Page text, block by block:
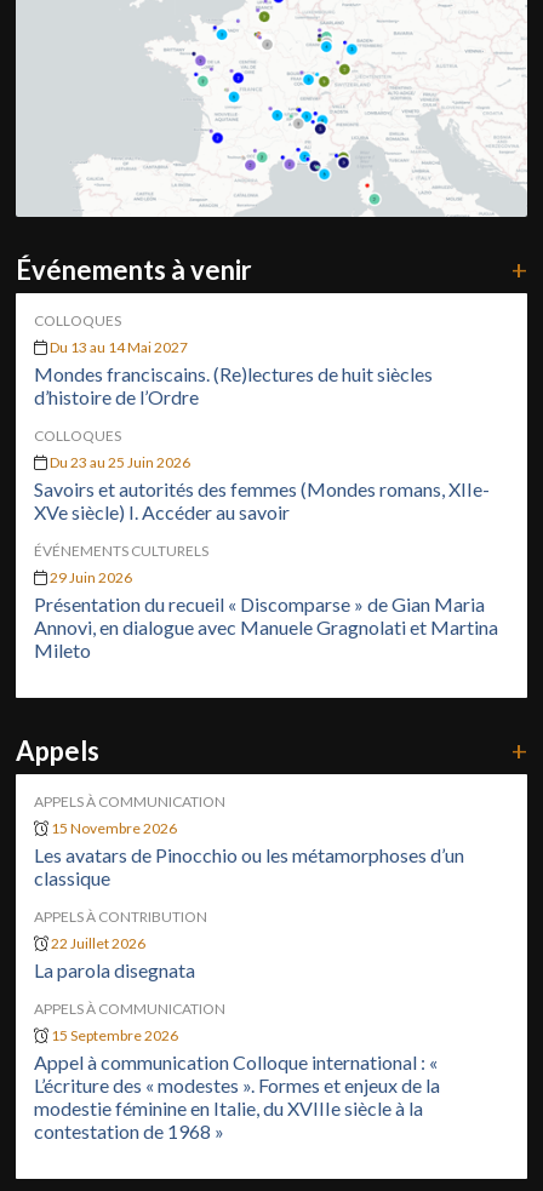
Événements à venir +
COLLOQUES
Du 13 au 14 Mai 2027
Mondes franciscains. (Re)lectures de huit siècles
d’histoire de l’Ordre
COLLOQUES
Du 23 au 25 Juin 2026
Savoirs et autorités des femmes (Mondes romans, XIIe-
XVe siècle) I. Accéder au savoir
ÉVÉNEMENTS CULTURELS
29 Juin 2026
Présentation du recueil « Discomparse » de Gian Maria
Annovi, en dialogue avec Manuele Gragnolati et Martina
Mileto
Appels +
APPELS À COMMUNICATION
15 Novembre 2026
Les avatars de Pinocchio ou les métamorphoses d’un
classique
APPELS À CONTRIBUTION
22 Juillet 2026
La parola disegnata
APPELS À COMMUNICATION
15 Septembre 2026
Appel à communication Colloque international : «
L’écriture des « modestes ». Formes et enjeux de la
modestie féminine en Italie, du XVIIIe siècle à la
contestation de 1968 »